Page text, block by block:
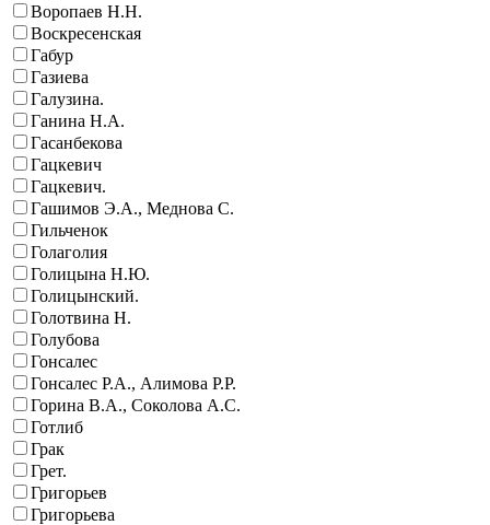
Воропаев Н.Н.
Воскресенская
Габур
Газиева
Галузина.
Ганина Н.А.
Гасанбекова
Гацкевич
Гацкевич.
Гашимов Э.А., Меднова С.
Гильченок
Голаголия
Голицына Н.Ю.
Голицынский.
Голотвина Н.
Голубова
Гонсалес
Гонсалес Р.А., Алимова Р.Р.
Горина В.А., Соколова А.С.
Готлиб
Грак
Грет.
Григорьев
Григорьева